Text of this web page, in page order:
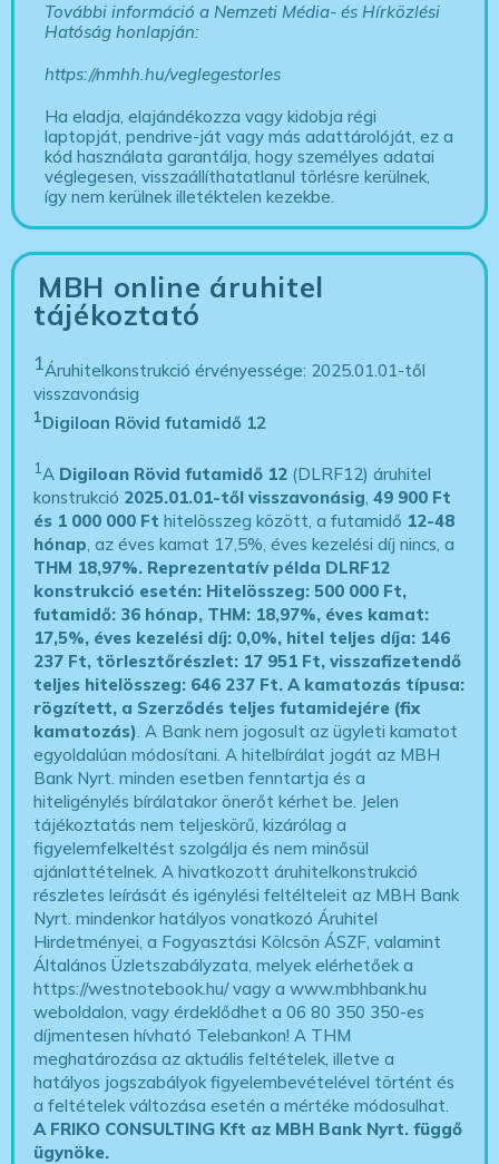
További információ a Nemzeti Média- és Hírközlési
Hatóság honlapján:
https://nmhh.hu/veglegestorles
Ha eladja, elajándékozza vagy kidobja régi
laptopját, pendrive-ját vagy más adattárolóját, ez a
kód használata garantálja, hogy személyes adatai
véglegesen, visszaállíthatatlanul törlésre kerülnek,
így nem kerülnek illetéktelen kezekbe.
MBH online áruhitel
tájékoztató
1Áruhitelkonstrukció érvényessége: 2025.01.01-től
visszavonásig
1Digiloan Rövid futamidő 12
1A Digiloan Rövid futamidő 12 (DLRF12) áruhitel
konstrukció 2025.01.01-től visszavonásig,49 900 Ft
és 1 000 000 Ft hitelösszeg között, a futamidő 12-48
hónap, az éves kamat 17,5%, éves kezelési díj nincs, a
THM 18,97%. Reprezentatív példa DLRF12
konstrukció esetén: Hitelösszeg: 500 000 Ft,
futamidő: 36 hónap, THM: 18,97%, éves kamat:
17,5%, éves kezelési díj: 0,0%, hitel teljes díja: 146
237 Ft, törlesztőrészlet: 17 951 Ft, visszafizetendő
teljes hitelösszeg: 646 237 Ft.A kamatozás típusa:
rögzített, a Szerződés teljes futamidejére (fix
kamatozás). A Bank nem jogosult az ügyleti kamatot
egyoldalúan módosítani. A hitelbírálat jogát az MBH
Bank Nyrt. minden esetben fenntartja és a
hiteligénylés bírálatakor önerőt kérhet be. Jelen
tájékoztatás nem teljeskörű, kizárólag a
figyelemfelkeltést szolgálja és nem minősül
ajánlattételnek. A hivatkozott áruhitelkonstrukció
részletes leírását és igénylési feltélteleit az MBH Bank
Nyrt. mindenkor hatályos vonatkozó Áruhitel
Hirdetményei, a Fogyasztási Kölcsön ÁSZF, valamint
Általános Üzletszabályzata, melyek elérhetőek a
https://westnotebook.hu/vagy a www.mbhbank.hu
weboldalon, vagy érdeklődhet a 06 80 350 350-es
díjmentesen hívható Telebankon! A THM
meghatározása az aktuális feltételek, illetve a
hatályos jogszabályok figyelembevételével történt és
a feltételek változása esetén a mértéke módosulhat.
A FRIKO CONSULTING Kft az MBH Bank Nyrt. függő
ügynöke.